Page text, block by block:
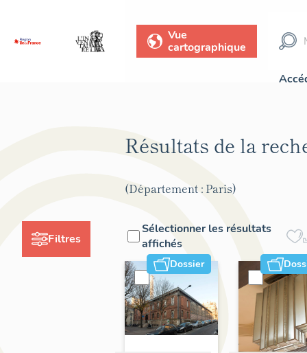
Vue
cartographique
Filtres
Résultats de la
(Département : Paris)
Sélectionner les résultats
affichés
Dossier